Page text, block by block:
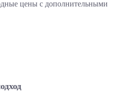
цены с дополнительными